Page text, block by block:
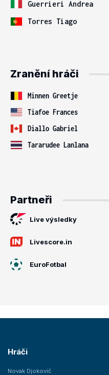
Guerrieri Andrea
Torres Tiago
Zranění hráči
Minnen Greetje
Tiafoe Frances
Diallo Gabriel
Tararudee Lanlana
Partneři
Live výsledky
Livescore.in
EuroFotbal
Hráči
Novak Djokovič